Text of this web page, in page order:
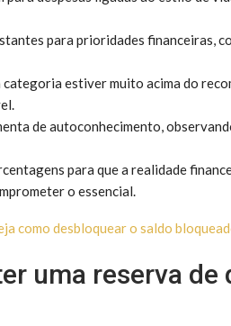
para prioridades financeiras,
categoria estiver muito acima do
de autoconhecimento,
para que a realidade
o essencial.
como desbloquear o saldo
uma reserva de